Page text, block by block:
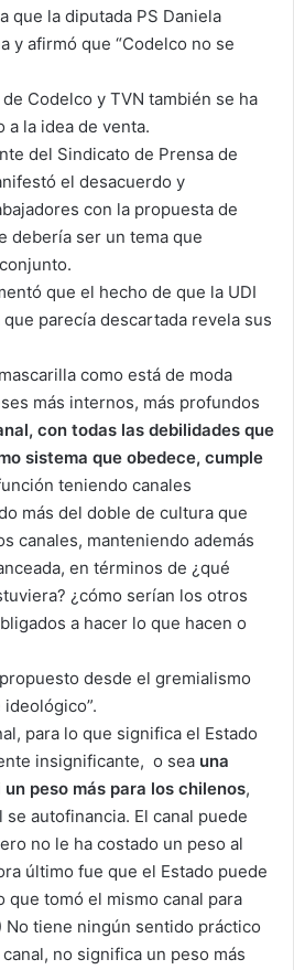
que la diputada PS Daniela
y afirmó que “Codelco no se
Codelco y TVN también se ha
a la idea de venta.
del Sindicato de Prensa de
el desacuerdo y
con la propuesta de
debería ser un tema que
que el hecho de que la UDI
parecía descartada revela sus
como está de moda
más internos, más profundos
con todas las debilidades que
sistema que obedece, cumple
teniendo canales
más del doble de cultura que
canales, manteniendo además
en términos de ¿qué
¿cómo serían los otros
a hacer lo que hacen o
desde el gremialismo
para lo que significa el Estado
insignificante, o sea una
peso más para los chilenos,
autofinancia. El canal puede
no le ha costado un peso al
último fue que el Estado puede
que tomó el mismo canal para
tiene ningún sentido práctico
no significa un peso más